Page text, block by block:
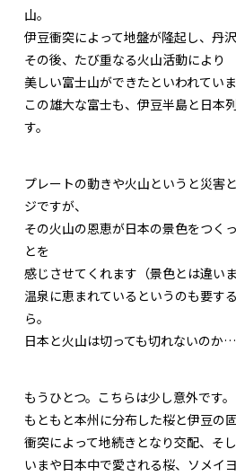
山。
伊豆衝突によって地盤が隆起し、丹
その後、たび重なる火山活動により
美しい富士山ができたといわれていま
この雄大な富士も、伊豆半島と日本
す。
プレートの動きや火山というと災害
ジですが、
その火山の恩恵が日本の景色をつく
とを
感じさせてくれます（景色とは違いま
温泉に恵まれているというのも要す
ら。
日本と火山は切っても切れないのか
もうひとつ。こちらは少し意外です。
もともと本州に分布した桜と伊豆の固
衝突によって地続きとなり交配、そ
いまや日本中で愛される桜、ソメイ